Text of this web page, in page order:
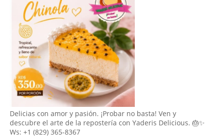
Delicias con amor y pasión. ¡Probar no basta! Ven y
descubre el arte de la repostería con Yaderis Delicious. 🎂✨
Ws: +1 (829) 365-8367